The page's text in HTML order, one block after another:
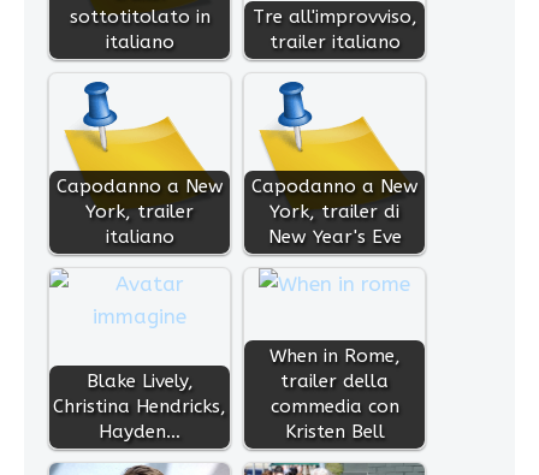
sottotitolato in
italiano
Tre all'improvviso,
trailer italiano
Capodanno a New
York, trailer
italiano
Capodanno a New
York, trailer di
New Year's Eve
Blake Lively,
Christina Hendricks,
Hayden…
When in Rome,
trailer della
commedia con
Kristen Bell